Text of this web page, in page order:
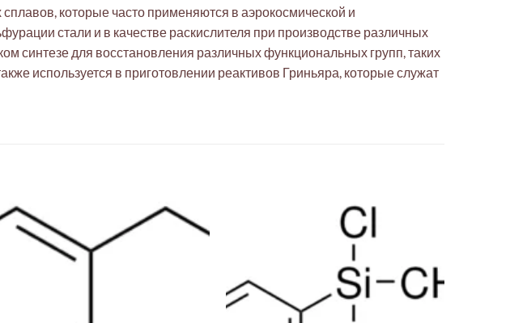
которые часто применяются в аэрокосмической и
стали и в качестве раскислителя при производстве различных
синтезе для восстановления различных функциональных групп, таких
используется в приготовлении реактивов Гриньяра, которые служат